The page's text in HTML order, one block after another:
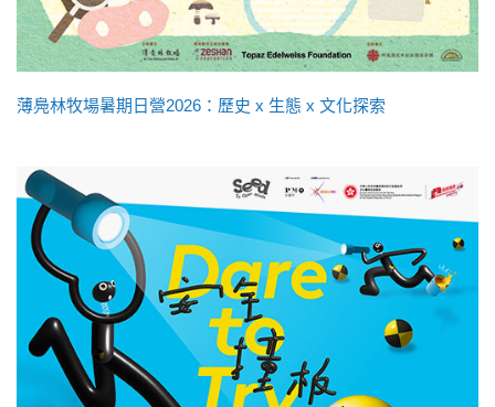
薄鳧林牧場暑期日營2026：歷史 x 生態 x 文化探索